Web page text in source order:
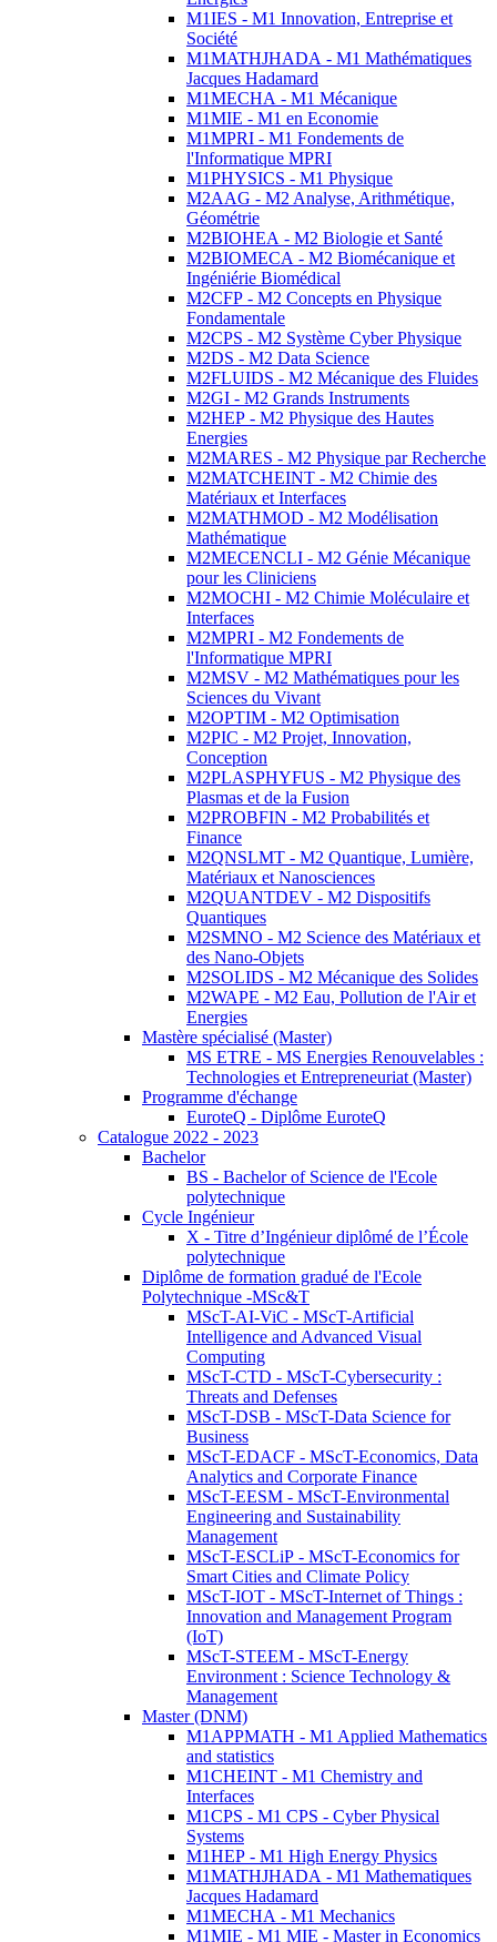
M1IES - M1 Innovation, Entreprise et
Société
M1MATHJHADA - M1 Mathématiques
Jacques Hadamard
M1MECHA - M1 Mécanique
M1MIE - M1 en Economie
M1MPRI - M1 Fondements de
l'Informatique MPRI
M1PHYSICS - M1 Physique
M2AAG - M2 Analyse, Arithmétique,
Géométrie
M2BIOHEA - M2 Biologie et Santé
M2BIOMECA - M2 Biomécanique et
Ingéniérie Biomédical
M2CFP - M2 Concepts en Physique
Fondamentale
M2CPS - M2 Système Cyber Physique
M2DS - M2 Data Science
M2FLUIDS - M2 Mécanique des Fluides
M2GI - M2 Grands Instruments
M2HEP - M2 Physique des Hautes
Energies
M2MARES - M2 Physique par Recherche
M2MATCHEINT - M2 Chimie des
Matériaux et Interfaces
M2MATHMOD - M2 Modélisation
Mathématique
M2MECENCLI - M2 Génie Mécanique
pour les Cliniciens
M2MOCHI - M2 Chimie Moléculaire et
Interfaces
M2MPRI - M2 Fondements de
l'Informatique MPRI
M2MSV - M2 Mathématiques pour les
Sciences du Vivant
M2OPTIM - M2 Optimisation
M2PIC - M2 Projet, Innovation,
Conception
M2PLASPHYFUS - M2 Physique des
Plasmas et de la Fusion
M2PROBFIN - M2 Probabilités et
Finance
M2QNSLMT - M2 Quantique, Lumière,
Matériaux et Nanosciences
M2QUANTDEV - M2 Dispositifs
Quantiques
M2SMNO - M2 Science des Matériaux et
des Nano-Objets
M2SOLIDS - M2 Mécanique des Solides
M2WAPE - M2 Eau, Pollution de l'Air et
Energies
Mastère spécialisé (Master)
MS ETRE - MS Energies Renouvelables :
Technologies et Entrepreneuriat (Master)
Programme d'échange
EuroteQ - Diplôme EuroteQ
Catalogue 2022 - 2023
Bachelor
BS - Bachelor of Science de l'Ecole
polytechnique
Cycle Ingénieur
X - Titre d’Ingénieur diplômé de l’École
polytechnique
Diplôme de formation gradué de l'Ecole
Polytechnique -MSc&T
MScT-AI-ViC - MScT-Artificial
Intelligence and Advanced Visual
Computing
MScT-CTD - MScT-Cybersecurity :
Threats and Defenses
MScT-DSB - MScT-Data Science for
Business
MScT-EDACF - MScT-Economics, Data
Analytics and Corporate Finance
MScT-EESM - MScT-Environmental
Engineering and Sustainability
Management
MScT-ESCLiP - MScT-Economics for
Smart Cities and Climate Policy
MScT-IOT - MScT-Internet of Things :
Innovation and Management Program
(IoT)
MScT-STEEM - MScT-Energy
Environment : Science Technology &
Management
Master (DNM)
M1APPMATH - M1 Applied Mathematics
and statistics
M1CHEINT - M1 Chemistry and
Interfaces
M1CPS - M1 CPS - Cyber Physical
Systems
M1HEP - M1 High Energy Physics
M1MATHJHADA - M1 Mathematiques
Jacques Hadamard
M1MECHA - M1 Mechanics
M1MIE - M1 MIE - Master in Economics